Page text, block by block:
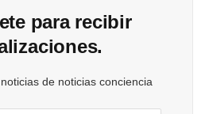
para recibir
de noticias conciencia